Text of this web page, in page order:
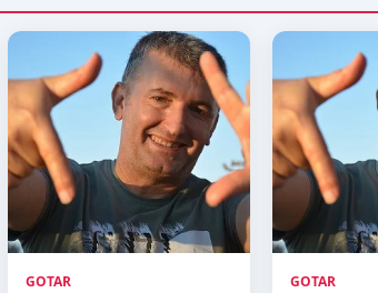
GOTAR GOTAR